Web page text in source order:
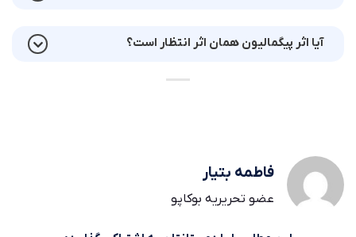
آیا اثر پیگمالیون همان اثر انتظار است؟
فاطمه بتیار
عضو تحریریه بوکاپو